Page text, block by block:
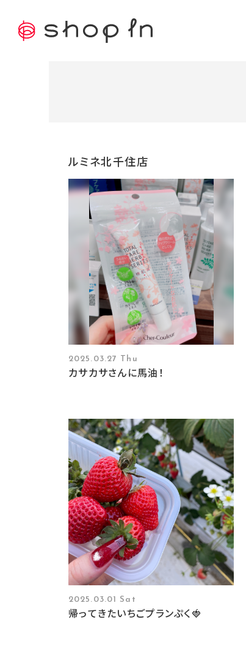
ルミネ北千住店
2025.03.27 Thu
カサカサさんに馬油！
2025.03.01 Sat
帰ってきたいちごプランぷく🍓